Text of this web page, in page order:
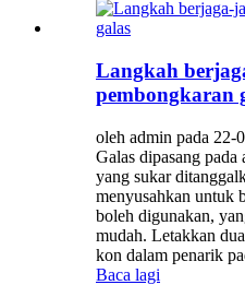
Langkah
pembongkaran
oleh admin pada 22-
Galas dipasang
yang sukar
menyusahkan untuk
boleh digunakan,
mudah. Letakkan
kon dalam penarik
Baca lagi